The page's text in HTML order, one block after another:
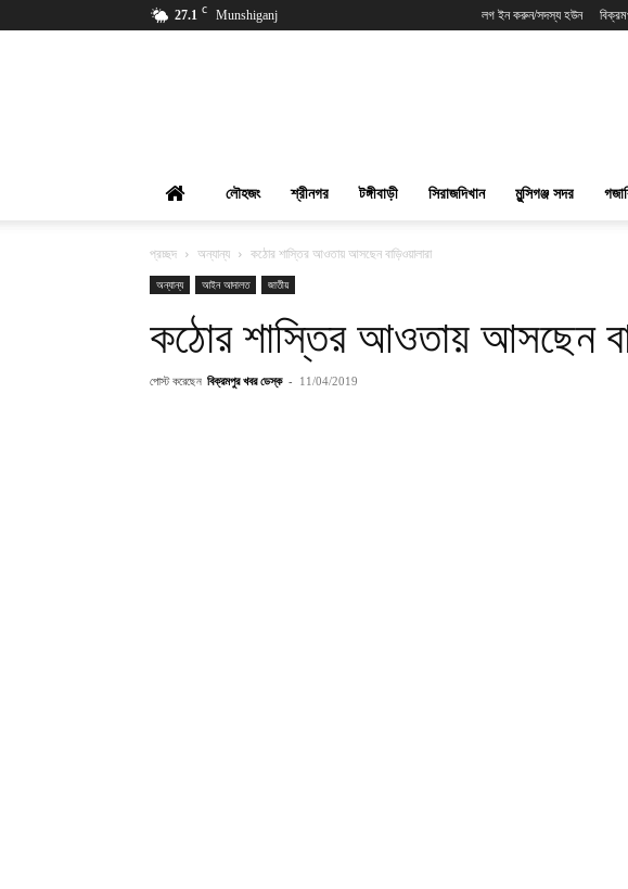
27.1 C Munshiganj লগ ইন করুন/সদস্য হউন
লৌহজং শ্রীনগর টঙ্গীবাড়ী সিরাজদিখান মুন্সিগঞ্জ সদর
প্রচ্ছদ অন্যান্য
কঠোর শাস্তির আওতায় আসছেন বাড়িওয়ালারা
অন্যান্য
আইন আদালত জাতীয়
কঠোর শাস্তির আওতায় আসছেন
পোস্ট করেছেন বিক্রমপুর খবর ডেস্ক - 11/04/2019